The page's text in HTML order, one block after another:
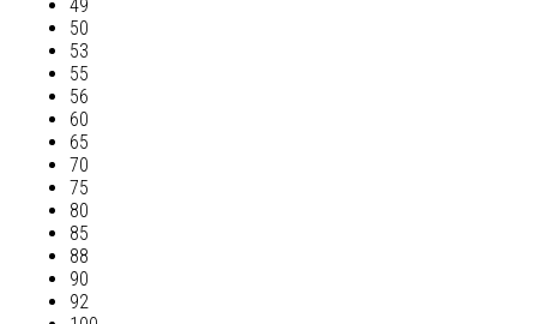
49
50
53
55
56
60
65
70
75
80
85
88
90
92